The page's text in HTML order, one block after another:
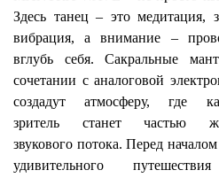
Здесь танец – это медитация,
вибрация, а внимание –
вглубь себя. Сакральные
сочетании с аналоговой
создадут атмосферу, где
зритель станет частью
звукового потока. Перед началом
удивительного